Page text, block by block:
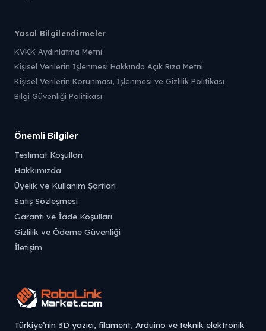
Yasal Bilgilendirmeler
KVKK Aydınlatma Metni
Kişisel Verilerin İşlenmesi Hakkında Açık Rıza Metni
Kişisel Verilerin Korunması, İşlenmesi ve Gizlilik Politikası
Bilgi Güvenliği Politikası
Önemli Bilgiler
Teslimat Koşulları
Hakkımızda
Üyelik ve Kullanım Şartları
Satış Sözleşmesi
Garanti ve İade Koşulları
Gizlilik ve Ödeme Güvenliği
İletişim
Türkiye’nin 3D yazıcı, filament, Arduino ve teknik elektronik